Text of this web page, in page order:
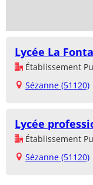
Lycée La
Établissement
Sézanne (51120)
Lycée
Établissement
Sézanne (51120)